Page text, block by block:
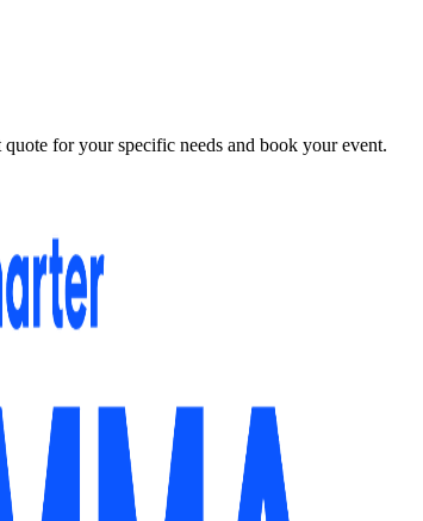
for your specific needs and book your event.